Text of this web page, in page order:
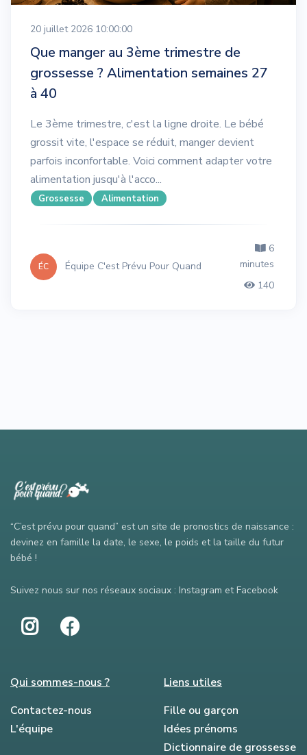
20 juillet 2026 10:00:00
Que manger au 3ème trimestre de
grossesse ? Alimentation semaines 27
à 40
Le 3ème trimestre, c'est la ligne droite. Le bébé
grossit vite, l'espace se réduit, manger devient
parfois inconfortable. Voici comment adapter votre
alimentation jusqu'à l'acco...
Grossesse Alimentation
ÉC Équipe C'est Prévu Pour Quand
6
minutes
140
“C’est prévu pour quand” est un site de pronostics de naissance :
devinez en famille la date, le sexe, le poids et la taille du futur
bébé !
Suivez nous sur nos réseaux sociaux : Instagram et Facebook
Qui sommes-nous ?
Contactez-nous
L'équipe
Liens utiles
Fille ou garçon
Idées prénoms
Dictionnaire de grossesse